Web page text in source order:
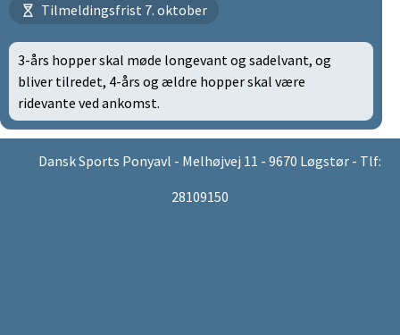
Tilmeldingsfrist 7. oktober
3-års hopper skal møde longevant og sadelvant, og
bliver tilredet, 4-års og ældre hopper skal være
ridevante ved ankomst.
Dansk Sports Ponyavl - Melhøjvej 11 - 9670 Løgstør - Tlf:
28109150